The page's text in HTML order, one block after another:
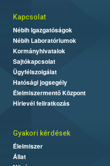
Kapcsolat
Nébih Igazgatóságok
Nébih Laboratóriumok
Kormányhivatalok
Sajtókapcsolat
Ügyfélszolgálat
Hatósági jogsegély
Élelmiszermentő Központ
Hírlevél feliratkozás
Gyakori kérdések
Élelmiszer
Állat